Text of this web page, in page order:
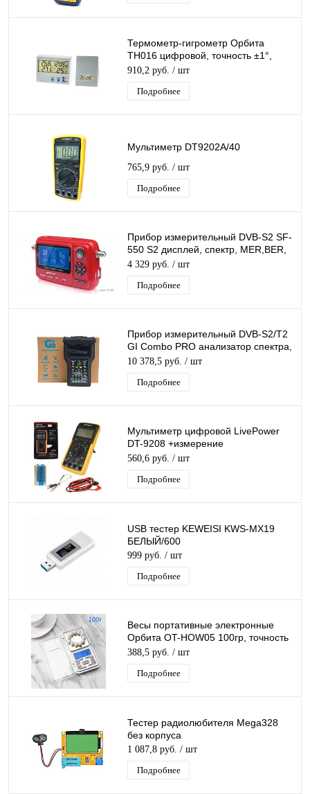
Термометр-гигрометр Орбита
TH016 цифровой, точность ±1°,
время, будильник, дата,
беспроводной датчик
910,2 руб. / шт
Подробнее
Мультиметр DT9202A/40
765,9 руб. / шт
Подробнее
Прибор измерительный DVB-S2 SF-
550 S2 дисплей, спектр, MER,BER,
S/N, уровень, транспондер,
4 329 руб. / шт
Подробнее
Прибор измерительный DVB-S2/T2
GI Combo PRO анализатор спектра,
Измеритель ТВ сигнала, поддержка
AHD
10 378,5 руб. / шт
Подробнее
Мультиметр цифровой LivePower
DT-9208 +измерение
ёмкости,температуры,частоты
Профессиональный Тестер
560,6 руб. / шт
Подробнее
USB тестер KEWEISI KWS-MX19
БЕЛЫЙ/600
999 руб. / шт
Подробнее
Весы портативные электронные
Орбита OT-HOW05 100гр, точность
0,01гр
388,5 руб. / шт
Подробнее
Тестер радиолюбителя Mega328
без корпуса
1 087,8 руб. / шт
Подробнее